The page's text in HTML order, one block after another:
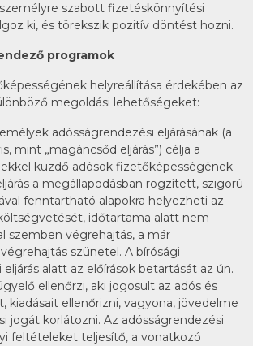
szabott fizetéskönnyítési
ki, és törekszik pozitív döntést hozni.
programok
helyreállítása érdekében az
megoldási lehetőségeket:
adósságrendezési eljárásának (a
mint „magáncsőd eljárás”) célja a
küzdő adósok fizetőképességének
a megállapodásban rögzített, szigorú
fenntartható alapokra helyezheti az
időtartama alatt nem
szemben végrehajtás, a már
szünetel. A bírósági
alatt az előírások betartását az ún.
ellenőrzi, aki jogosult az adós és
kiadásait ellenőrizni, vagyona, jövedelme
jogát korlátozni. Az adósságrendezési
feltételeket teljesítő, a vonatkozó